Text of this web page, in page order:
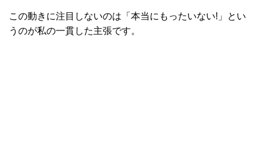
この動きに注目しないのは「本当にもったいない!」とい
うのが私の一貫した主張です。